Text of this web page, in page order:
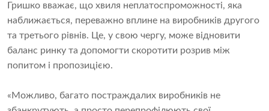
Гришко вважає, що хвиля неплатоспроможності, яка
наближається, переважно вплине на виробників другого
та третього рівнів. Це, у свою чергу, може відновити
баланс ринку та допомогти скоротити розрив між
попитом і пропозицією.
«Можливо, багато постраждалих виробників не